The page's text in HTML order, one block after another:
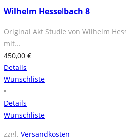
Wilhelm Hesselbach 8
Original Akt Studie von Wilhelm
mit...
450,00 €
Details
Wunschliste
Details
Wunschliste
zzgl. Versandkosten